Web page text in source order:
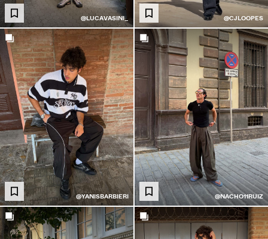
@CJLOOPES
@LUCAVASINI_
@NACHO11RUIZ
@YANISBARBIERI